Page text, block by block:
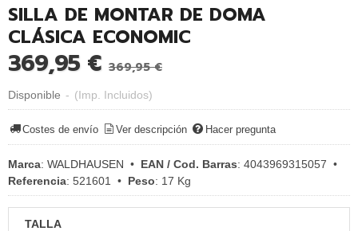
SILLA DE MONTAR DE DOMA
CLÁSICA ECONOMIC
369,95 € 369,95 €
Disponible - (Imp. Incluidos)
Costes de envío Ver descripción Hacer pregunta
Marca: WALDHAUSEN • EAN / Cod. Barras: 4043969315057 •
Referencia: 521601 • Peso: 17 Kg
TALLA